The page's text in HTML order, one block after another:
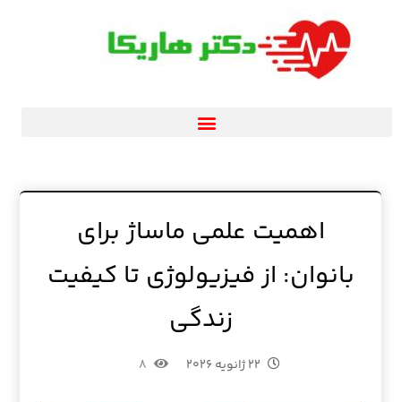
اهمیت علمی ماساژ برای
بانوان: از فیزیولوژی تا کیفیت
زندگی
۲۲ ژانویه ۲۰۲۶ ۸